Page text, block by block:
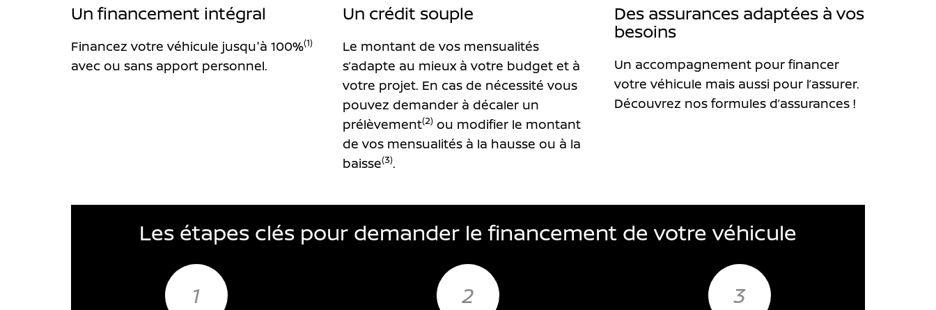
Un financement intégral
Financez votre véhicule jusqu'à 100%(1)
avec ou sans apport personnel.
Un crédit souple
Le montant de vos mensualités
s’adapte au mieux à votre budget et à
votre projet. En cas de nécessité vous
pouvez demander à décaler un
prélèvement(2)ou modifier le montant
de vos mensualités à la hausse ou à la
baisse(3).
Des assurances adaptées à vos
besoins
Un accompagnement pour financer
votre véhicule mais aussi pour l’assurer.
Découvrez nos formules d’assurances !
Les étapes clés pour demander le financement de votre véhicule
1 2 3